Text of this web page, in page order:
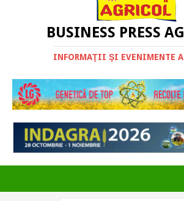
BUSINESS PRESS
INFORMAŢII ŞI EVENIMENTE